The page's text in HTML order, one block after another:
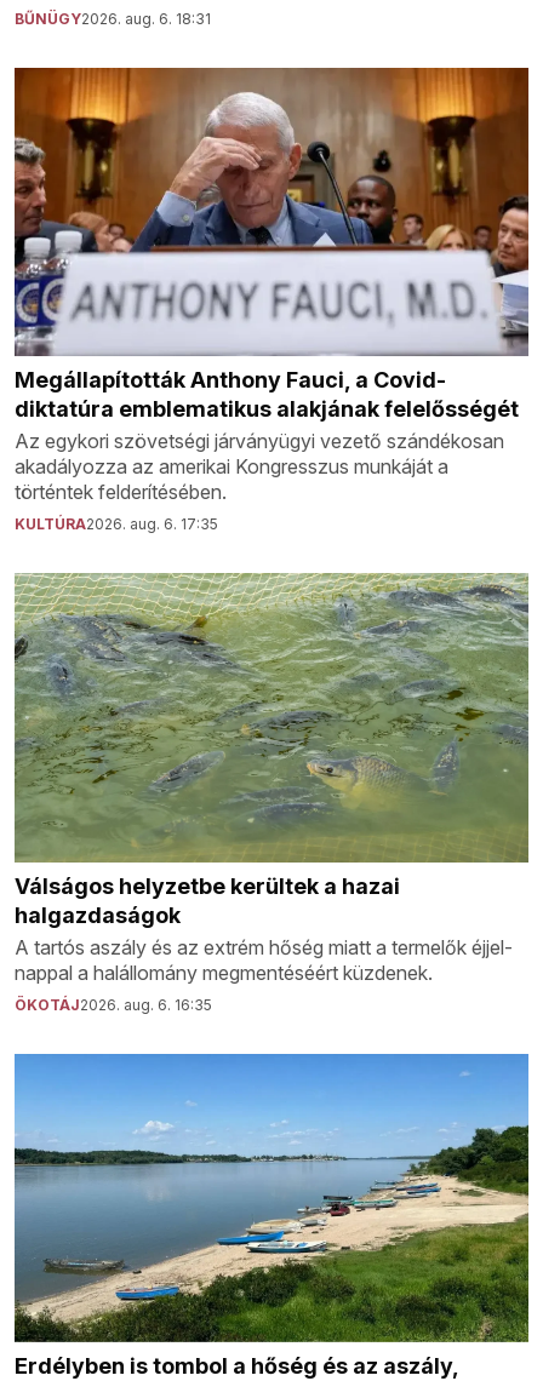
BŰNÜGY2026. aug. 6. 18:31
Megállapították Anthony Fauci, a Covid-
diktatúra emblematikus alakjának felelősségét
Az egykori szövetségi járványügyi vezető szándékosan
akadályozza az amerikai Kongresszus munkáját a
történtek felderítésében.
KULTÚRA2026. aug. 6. 17:35
Válságos helyzetbe kerültek a hazai
halgazdaságok
A tartós aszály és az extrém hőség miatt a termelők éjjel-
nappal a halállomány megmentéséért küzdenek.
ÖKOTÁJ2026. aug. 6. 16:35
Erdélyben is tombol a hőség és az aszály,